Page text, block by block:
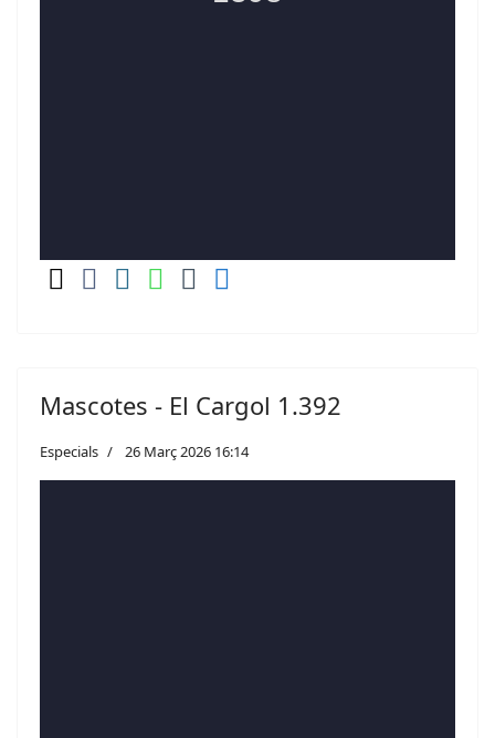
Mascotes - El Cargol 1.392
Especials 26 Març 2026 16:14